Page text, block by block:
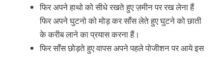
फिर अपने हाथो को सीधे रखते हुए ज़मीन पर रख लेना हैं
फिर अपने घुटनो को मोड़ कर साँस लेते हुए घुटने को छाती
के करीब लाने का प्रयास करना हैं।
फिर साँस छोड़ते हुए वापस अपने पहले पोजीशन पर आये इस